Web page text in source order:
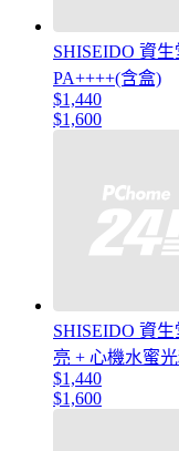
SHISEIDO 資
PA++++(含盒)
$1,440
$1,600
SHISEIDO 資
亮 + 心機水蜜
$1,440
$1,600